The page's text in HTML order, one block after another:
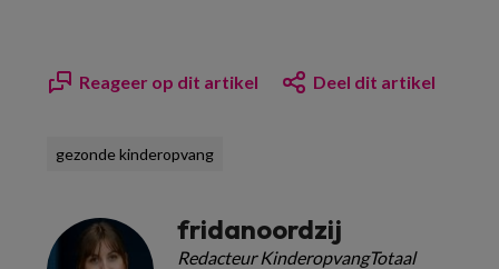
Reageer op dit artikel Deel dit artikel
gezonde kinderopvang
fridanoordzij
Redacteur KinderopvangTotaal